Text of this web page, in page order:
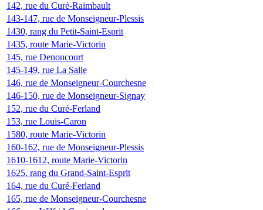
142, rue du Curé-Raimbault
143-147, rue de Monseigneur-Plessis
1430, rang du Petit-Saint-Esprit
1435, route Marie-Victorin
145, rue Denoncourt
145-149, rue La Salle
146, rue de Monseigneur-Courchesne
146-150, rue de Monseigneur-Signay
152, rue du Curé-Ferland
153, rue Louis-Caron
1580, route Marie-Victorin
160-162, rue de Monseigneur-Plessis
1610-1612, route Marie-Victorin
1625, rang du Grand-Saint-Esprit
164, rue du Curé-Ferland
165, rue de Monseigneur-Courchesne